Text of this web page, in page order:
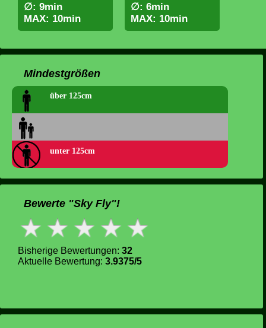
∅: 9min
MAX: 10min
∅: 6min
MAX: 10min
Mindestgrößen
über 125cm
unter 125cm
Bewerte "Sky Fly"!
Bisherige Bewertungen: 32
Aktuelle Bewertung: 3.9375/5